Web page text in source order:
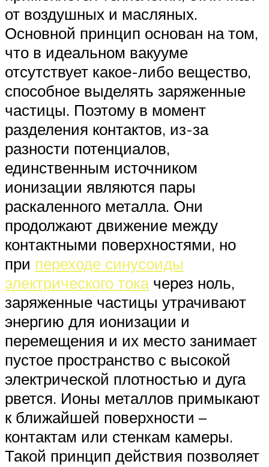
от воздушных и масляных.
Основной принцип основан на том,
что в идеальном вакууме
отсутствует какое-либо вещество,
способное выделять заряженные
частицы. Поэтому в момент
разделения контактов, из-за
разности потенциалов,
единственным источником
ионизации являются пары
раскаленного металла. Они
продолжают движение между
контактными поверхностями, но
при переходе синусоиды
электрического токачерез ноль,
заряженные частицы утрачивают
энергию для ионизации и
перемещения и их место занимает
пустое пространство с высокой
электрической плотностью и дуга
рвется. Ионы металлов примыкают
к ближайшей поверхности –
контактам или стенкам камеры.
Такой принцип действия позволяет